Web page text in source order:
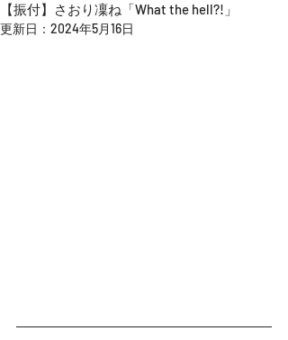
【振付】さおり凜ね「What the hell?!」
更新日： 2024年5月16日